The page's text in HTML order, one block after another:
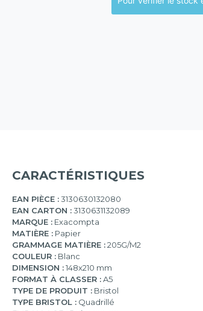
CARACTÉRISTIQUES
EAN PIÈCE :3130630132080
EAN CARTON :3130631132089
MARQUE : Exacompta
MATIÈRE : Papier
GRAMMAGE MATIÈRE :205G/M2
COULEUR : Blanc
DIMENSION :148x210 mm
FORMAT À CLASSER :A5
TYPE DE PRODUIT : Bristol
TYPE BRISTOL : Quadrillé